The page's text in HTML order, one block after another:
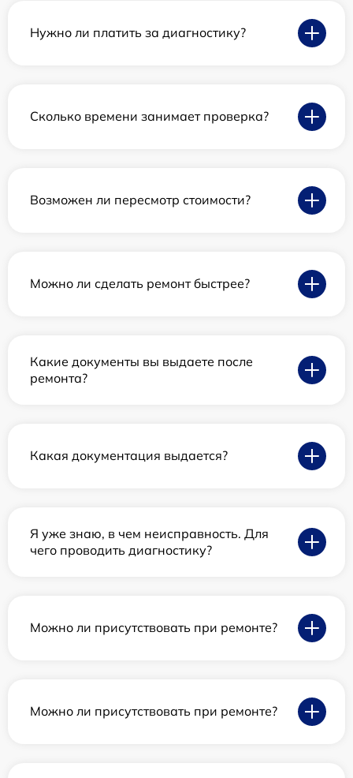
Нужно ли платить за диагностику?
Сколько времени занимает проверка?
Возможен ли пересмотр стоимости?
Можно ли сделать ремонт быстрее?
Какие документы вы выдаете после
ремонта?
Какая документация выдается?
Я уже знаю, в чем неисправность. Для
чего проводить диагностику?
Можно ли присутствовать при ремонте?
Можно ли присутствовать при ремонте?